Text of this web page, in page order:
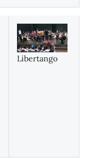
Libertango